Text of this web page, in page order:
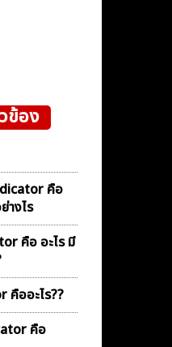
ข้อง
คือ
างไร
คือ อะไร มี
คืออะไร??
คือ